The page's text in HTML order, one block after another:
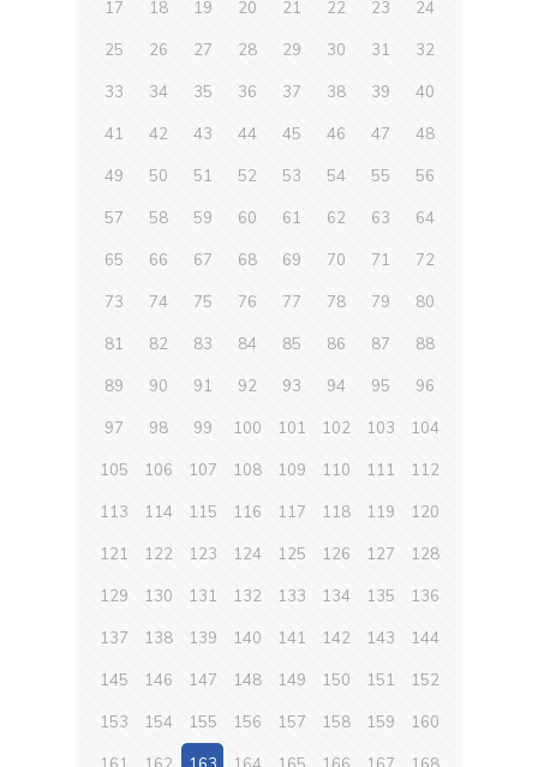
17 18 19 20 21 22 23 24
25 26 27 28 29 30 31 32
33 34 35 36 37 38 39 40
41 42 43 44 45 46 47 48
49 50 51 52 53 54 55 56
57 58 59 60 61 62 63 64
65 66 67 68 69 70 71 72
73 74 75 76 77 78 79 80
81 82 83 84 85 86 87 88
89 90 91 92 93 94 95 96
97 98 99 100 101 102 103 104
105 106 107 108 109 110 111 112
113 114 115 116 117 118 119 120
121 122 123 124 125 126 127 128
129 130 131 132 133 134 135 136
137 138 139 140 141 142 143 144
145 146 147 148 149 150 151 152
153 154 155 156 157 158 159 160